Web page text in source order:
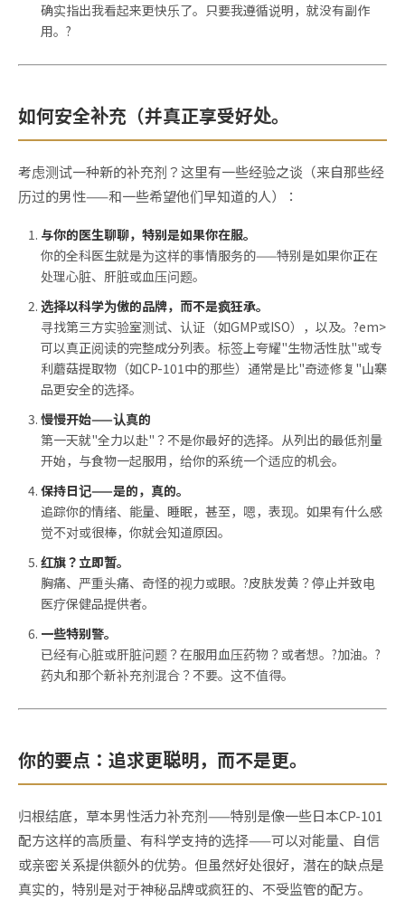
确实指出我看起来更快乐了。只要我遵循说明，就没有副作
用。?
如何安全补充（并真正享受好处。
考虑测试一种新的补充剂？这里有一些经验之谈（来自那些经
历过的男性——和一些希望他们早知道的人）：
与你的医生聊聊，特别是如果你在服。
你的全科医生就是为这样的事情服务的——特别是如果你正在
处理心脏、肝脏或血压问题。
选择以科学为傲的品牌，而不是疯狂承。
寻找第三方实验室测试、认证（如GMP或ISO），以及。?em>
可以真正阅读的完整成分列表。标签上夸耀"生物活性肽"或专
利蘑菇提取物（如CP-101中的那些）通常是比"奇迹修复"山寨
品更安全的选择。
慢慢开始——认真的
第一天就"全力以赴"？不是你最好的选择。从列出的最低剂量
开始，与食物一起服用，给你的系统一个适应的机会。
保持日记——是的，真的。
追踪你的情绪、能量、睡眠，甚至，嗯，表现。如果有什么感
觉不对或很棒，你就会知道原因。
红旗？立即暂。
胸痛、严重头痛、奇怪的视力或眼。?皮肤发黄？停止并致电
医疗保健品提供者。
一些特别警。
已经有心脏或肝脏问题？在服用血压药物？或者想。?加油。?
药丸和那个新补充剂混合？不要。这不值得。
你的要点：追求更聪明，而不是更。
归根结底，草本男性活力补充剂——特别是像一些日本CP-101
配方这样的高质量、有科学支持的选择——可以对能量、自信
或亲密关系提供额外的优势。但虽然好处很好，潜在的缺点是
真实的，特别是对于神秘品牌或疯狂的、不受监管的配方。